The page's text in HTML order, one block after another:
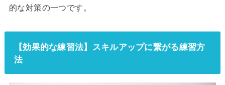
的な対策の一つです。
【効果的な練習法】スキルアップに繋がる練習方
法